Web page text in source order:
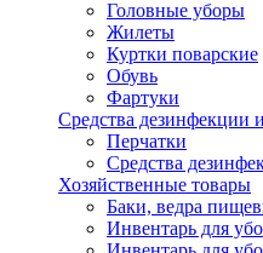
Головные уборы
Жилеты
Куртки поварские
Обувь
Фартуки
Средства дезинфекции
Перчатки
Средства
Хозяйственные товары
Баки, ведра
Инвентарь для